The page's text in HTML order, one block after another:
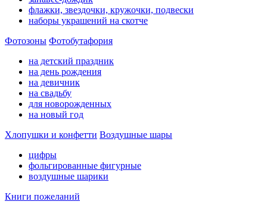
флажки, звездочки, кружочки, подвески
наборы украшений на скотче
Фотозоны Фотобутафория
на детский праздник
на день рождения
на девичник
на свадьбу
для новорожденных
на новый год
Хлопушки и конфетти Воздушные шары
цифры
фольгированные фигурные
воздушные шарики
Книги пожеланий